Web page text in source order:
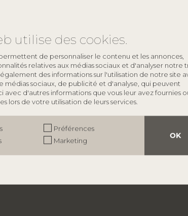
utilise des cookies.
de personnaliser le contenu et les annonces,
relatives aux médias sociaux et d'analyser notre
des informations sur l'utilisation de notre site
médias sociaux, de publicité et d'analyse, qui peuvent
avec d'autres informations que vous leur avez fournies
lors de votre utilisation de leurs services.
OK
Préférences
Marketing
DE BLOOMINGVILLE
nous